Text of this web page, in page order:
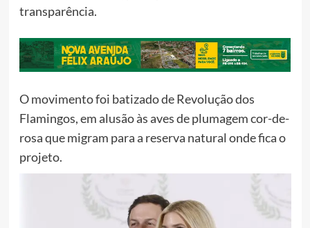
transparência.
O movimento foi batizado de Revolução dos
Flamingos, em alusão às aves de plumagem cor-de-
rosa que migram para a reserva natural onde fica o
projeto.